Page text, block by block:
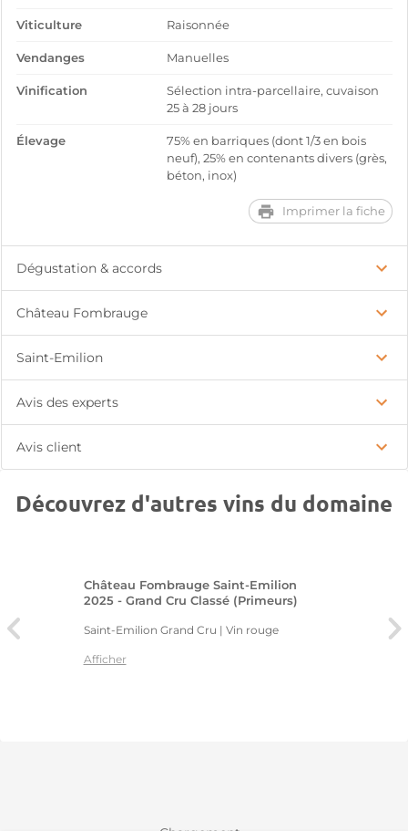
Viticulture Raisonnée
Vendanges Manuelles
Vinification
Sélection intra-parcellaire, cuvaison
25 à 28 jours
Élevage
75% en barriques (dont 1/3 en bois
neuf), 25% en contenants divers (grès,
béton, inox)
Imprimer la fiche
Dégustation & accords
Château Fombrauge
Saint-Emilion
Avis des experts
Avis client
Découvrez d'autres vins du domaine
Château Fombrauge Saint-Emilion
2025 - Grand Cru Classé (Primeurs)
Saint-Emilion Grand Cru | Vin rouge
Afficher